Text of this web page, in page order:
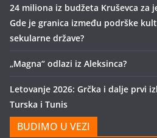
24 miliona iz budžeta Kruševca za
Gde je granica između podrške
sekularne države?
„Magna“ odlazi iz Aleksinca?
Letovanje 2026: Grčka i dalje prvi
Turska i Tunis
BUDIMO U VEZI